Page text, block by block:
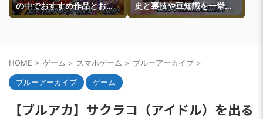
の中でおすすめ作品とおす
すめ攻略ルートを一挙紹介
史と裏技や豆知識を一挙紹
介
HOME > ゲーム > スマホゲーム > ブルーアーカイブ >
ブルーアーカイブ ゲーム
【ブルアカ】サクラコ（アイドル）を出る